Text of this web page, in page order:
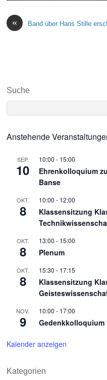
« Band über Hans Stille
Suche
Anstehende
SEP.
10
10:00 - 15:00
Ehrenkolloquium
Banse
OKT.
8
10:00 - 12:00
Klassensitzung
OKT.
8
13:00 - 15:00
Plenum
OKT.
8
15:30 - 17:15
Klassensitzung
NOV.
9
10:00 - 17:00
Gedenkkolloquium
Kalender anzeigen
Kategorien